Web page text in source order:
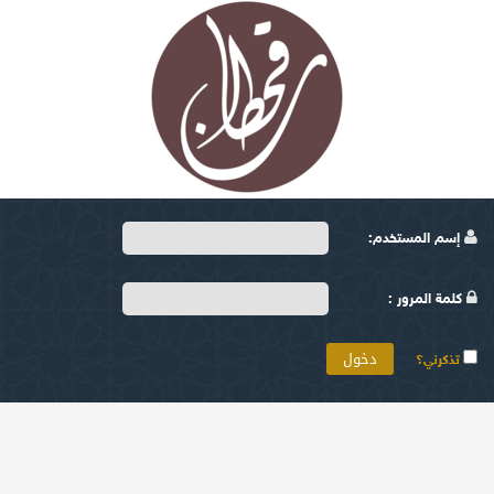
إسم المستخدم:
كلمة المرور :
تذكرني؟